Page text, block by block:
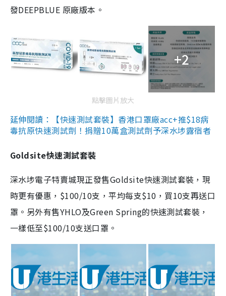
發DEEPBLUE 原廠版本。
+2
點擊圖片放大
延伸閱讀：【快速測試套裝】香港口罩廠acc+推$18病
毒抗原快速測試劑！捐贈10萬盒測試劑予深水埗露宿者
Goldsite快速測試套裝
深水埗電子特賣城現正發售Goldsite快速測試套裝，現
時更有優惠，$100/10支，平均每支$10，買10支再送口
罩。另外有售YHLO及Green Spring的快速測試套裝，
一樣低至$100/10支送口罩。